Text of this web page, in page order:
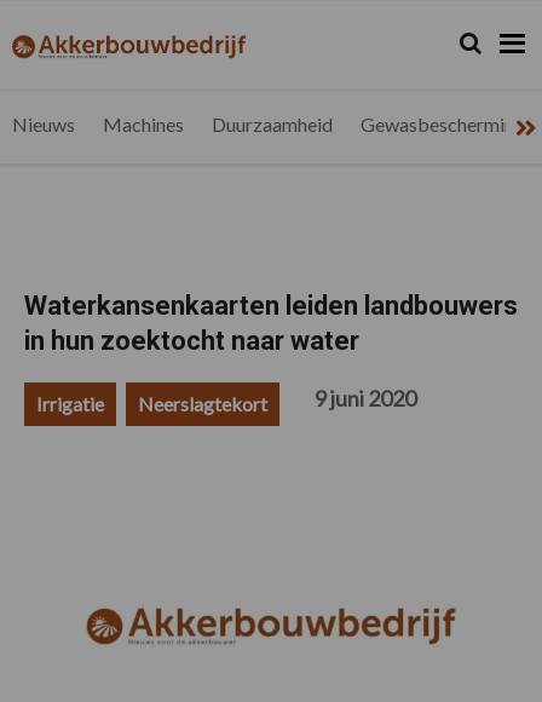
de
de
de
de
akkerbouwbedrijf.be
Nieuws
Zoeken...
Zoek
Nieuws Machines Duurzaamheid Gewasbescherming
Waterkansenkaarten leiden landbouwers
in hun zoektocht naar water
Irrigatie Neerslagtekort 9 juni 2020